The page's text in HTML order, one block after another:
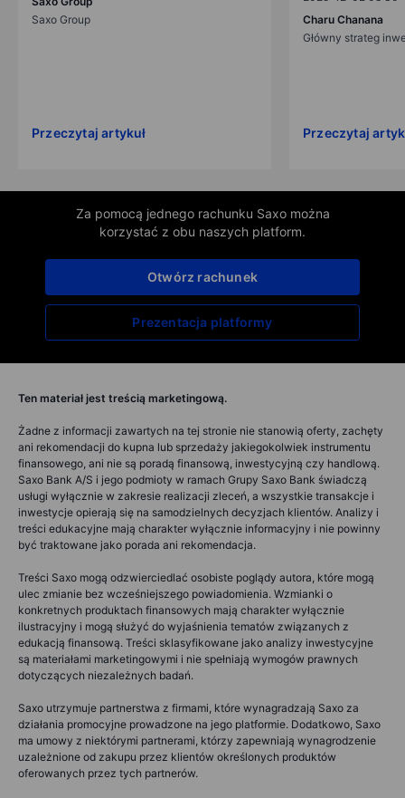
Saxo Group
Przeczytaj artykuł
Charu Chanana
Główny strateg
Przeczytaj
Za pomocą jednego rachunku Saxo można
korzystać z obu naszych platform.
Prezentacja platformy
Otwórz rachunek
Ten materiał jest treścią marketingową.
Żadne z informacji zawartych na tej stronie nie stanowią oferty, zachęty
ani rekomendacji do kupna lub sprzedaży jakiegokolwiek instrumentu
finansowego, ani nie są poradą finansową, inwestycyjną czy handlową.
Saxo Bank A/S i jego podmioty w ramach Grupy Saxo Bank świadczą
usługi wyłącznie w zakresie realizacji zleceń, a wszystkie transakcje i
inwestycje opierają się na samodzielnych decyzjach klientów. Analizy i
treści edukacyjne mają charakter wyłącznie informacyjny i nie powinny
być traktowane jako porada ani rekomendacja.
Treści Saxo mogą odzwierciedlać osobiste poglądy autora, które mogą
ulec zmianie bez wcześniejszego powiadomienia. Wzmianki o
konkretnych produktach finansowych mają charakter wyłącznie
ilustracyjny i mogą służyć do wyjaśnienia tematów związanych z
edukacją finansową. Treści sklasyfikowane jako analizy inwestycyjne
są materiałami marketingowymi i nie spełniają wymogów prawnych
dotyczących niezależnych badań.
Saxo utrzymuje partnerstwa z firmami, które wynagradzają Saxo za
działania promocyjne prowadzone na jego platformie. Dodatkowo, Saxo
ma umowy z niektórymi partnerami, którzy zapewniają wynagrodzenie
uzależnione od zakupu przez klientów określonych produktów
oferowanych przez tych partnerów.